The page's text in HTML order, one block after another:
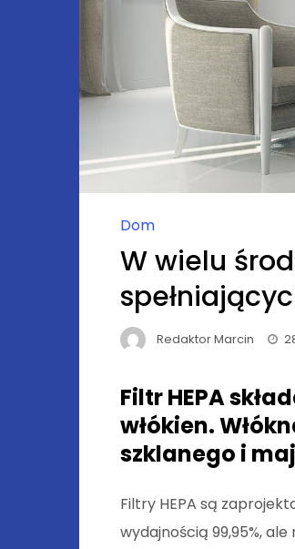
Dom
W wielu
Redaktor Marcin
Filtr HEPA
włókien.
szklanego i
Filtry HEPA są
wydajnością 99,95%,